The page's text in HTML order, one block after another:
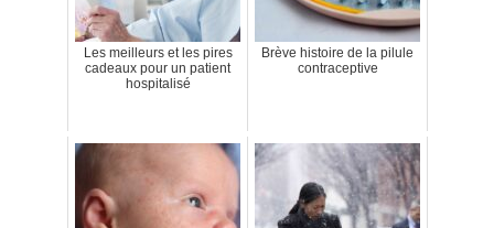
Les meilleurs et les pires
cadeaux pour un patient
hospitalisé
Brève histoire de la pilule
contraceptive